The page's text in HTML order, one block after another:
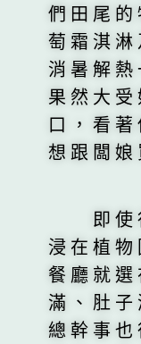
們田尾的
萄霜淇
消暑解
果然大
口，看
想跟闆娘
即使行
浸在植
餐廳就
滿、肚子
總幹事